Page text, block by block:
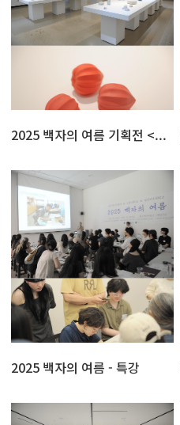
2025 백자의 여름 기획전 <...
2025 백자의 여름 - 특강